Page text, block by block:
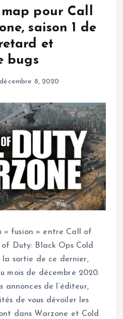
pour Call
saison 1 de
et
bugs
décembre 8, 2020
« fusion » entre Call of
Duty: Black Ops Cold
sortie de ce dernier,
mois de décembre 2020.
annonces de l’éditeur,
de vous dévoiler les
dans Warzone et Cold